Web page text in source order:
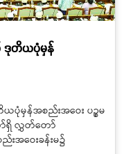
ဒုတိယပုံမှန်
န်အစည်းအဝေး ပဉ္စမ
ာ်ရှိ လွှတ်တော်
ဝေးခန်းမ၌